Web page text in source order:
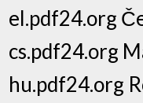
el.pdf24.org
cs.pdf24.org
hu.pdf24.org